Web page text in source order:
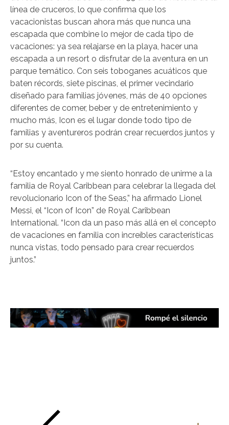
línea de cruceros, lo que confirma que los
vacacionistas buscan ahora más que nunca una
escapada que combine lo mejor de cada tipo de
vacaciones: ya sea relajarse en la playa, hacer una
escapada a un resort o disfrutar de la aventura en un
parque temático. Con seis toboganes acuáticos que
baten récords, siete piscinas, el primer vecindario
diseñado para familias jóvenes, más de 40 opciones
diferentes de comer, beber y de entretenimiento y
mucho más, Icon es el lugar donde todo tipo de
familias y aventureros podrán crear recuerdos juntos y
por su cuenta.
“Estoy encantado y me siento honrado de unirme a la
familia de Royal Caribbean para celebrar la llegada del
revolucionario Icon of the Seas,” ha afirmado Lionel
Messi, el “Icon of Icon” de Royal Caribbean
International. “Icon da un paso más allá en el concepto
de vacaciones en familia con increíbles características
nunca vistas, todo pensado para crear recuerdos
juntos.”